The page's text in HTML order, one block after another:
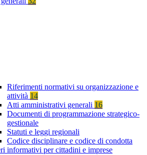
Riferimenti normativi su organizzazione e
attività 14
Atti amministrativi generali 16
Documenti di programmazione strategico-
gestionale
Statuti e leggi regionali
Codice disciplinare e codice di condotta
informativi per cittadini e imprese